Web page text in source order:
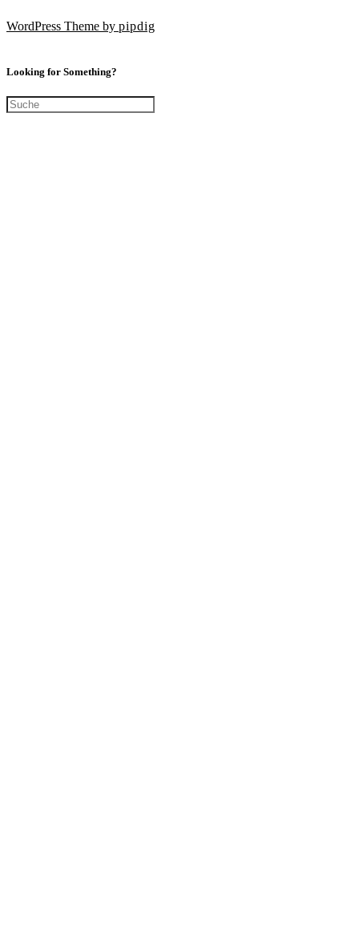
WordPress Theme by pipdig
Looking for Something?